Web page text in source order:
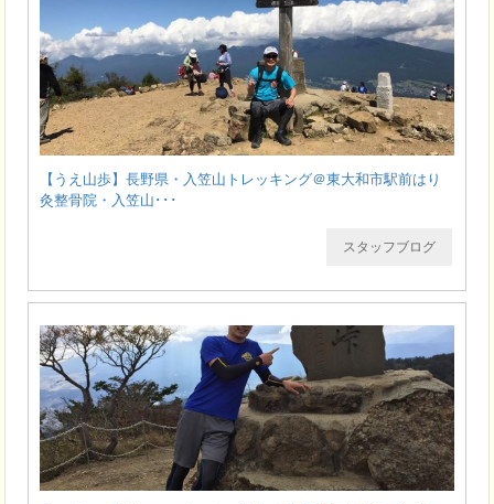
【うえ山歩】長野県・入笠山トレッキング＠東大和市駅前はり
灸整骨院・入笠山･･･
スタッフブログ